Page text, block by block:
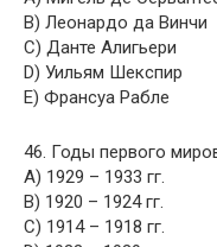
B) Леонардо да Винчи
C) Данте Алигьери
D) Уильям Шекспир
E) Франсуа Рабле
46. Годы первого
A) 1929 – 1933 гг.
B) 1920 – 1924 гг.
C) 1914 – 1918 гг.